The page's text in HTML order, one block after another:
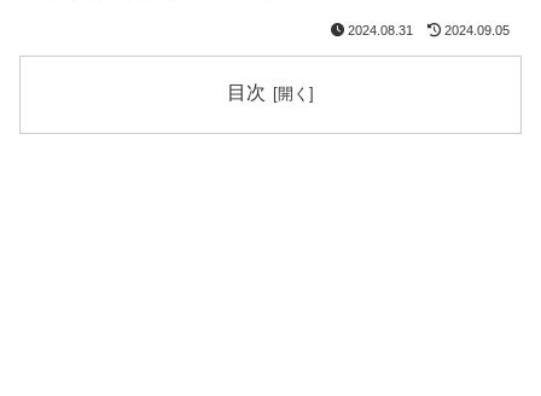
2024.08.31 2024.09.05
目次